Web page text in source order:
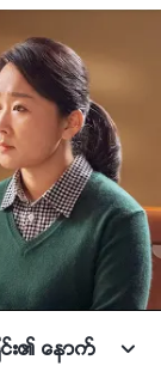
င္း၏ ေနာက္